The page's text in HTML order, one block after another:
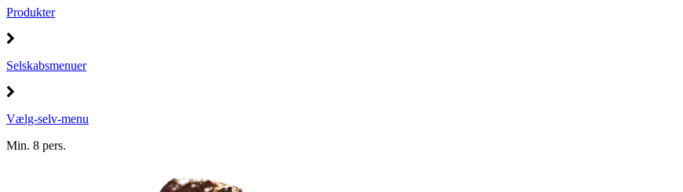
Produkter
Selskabsmenuer
Vælg-selv-menu
Min. 8 pers.